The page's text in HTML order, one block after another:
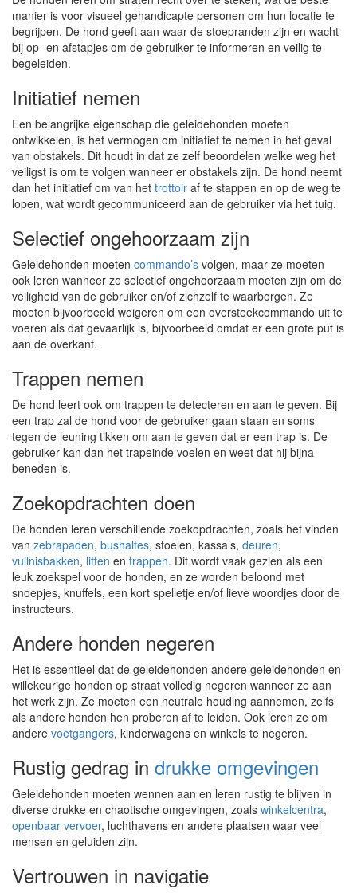
manier is voor visueel gehandicapte personen om hun locatie te
begrijpen. De hond geeft aan waar de stoepranden zijn en wacht
bij op- en afstapjes om de gebruiker te informeren en veilig te
begeleiden.
Initiatief nemen
Een belangrijke eigenschap die geleidehonden moeten
ontwikkelen, is het vermogen om initiatief te nemen in het geval
van obstakels. Dit houdt in dat ze zelf beoordelen welke weg het
veiligst is om te volgen wanneer er obstakels zijn. De hond neemt
dan het initiatief om van het trottoir af te stappen en op de weg te
lopen, wat wordt gecommuniceerd aan de gebruiker via het tuig.
Selectief ongehoorzaam zijn
Geleidehonden moeten commando’s volgen, maar ze moeten
ook leren wanneer ze selectief ongehoorzaam moeten zijn om de
veiligheid van de gebruiker en/of zichzelf te waarborgen. Ze
moeten bijvoorbeeld weigeren om een oversteekcommando uit te
voeren als dat gevaarlijk is, bijvoorbeeld omdat er een grote put is
aan de overkant.
Trappen nemen
De hond leert ook om trappen te detecteren en aan te geven. Bij
een trap zal de hond voor de gebruiker gaan staan en soms
tegen de leuning tikken om aan te geven dat er een trap is. De
gebruiker kan dan het trapeinde voelen en weet dat hij bijna
beneden is.
Zoekopdrachten doen
De honden leren verschillende zoekopdrachten, zoals het vinden
van zebrapaden, bushaltes, stoelen, kassa’s, deuren,
vuilnisbakken, liften en trappen. Dit wordt vaak gezien als een
leuk zoekspel voor de honden, en ze worden beloond met
snoepjes, knuffels, een kort spelletje en/of lieve woordjes door de
instructeurs.
Andere honden negeren
Het is essentieel dat de geleidehonden andere geleidehonden en
willekeurige honden op straat volledig negeren wanneer ze aan
het werk zijn. Ze moeten een neutrale houding aannemen, zelfs
als andere honden hen proberen af te leiden. Ook leren ze om
andere voetgangers, kinderwagens en winkels te negeren.
Rustig gedrag in drukke omgevingen
Geleidehonden moeten wennen aan en leren rustig te blijven in
diverse drukke en chaotische omgevingen, zoals winkelcentra,
openbaar vervoer, luchthavens en andere plaatsen waar veel
mensen en geluiden zijn.
Vertrouwen in navigatie